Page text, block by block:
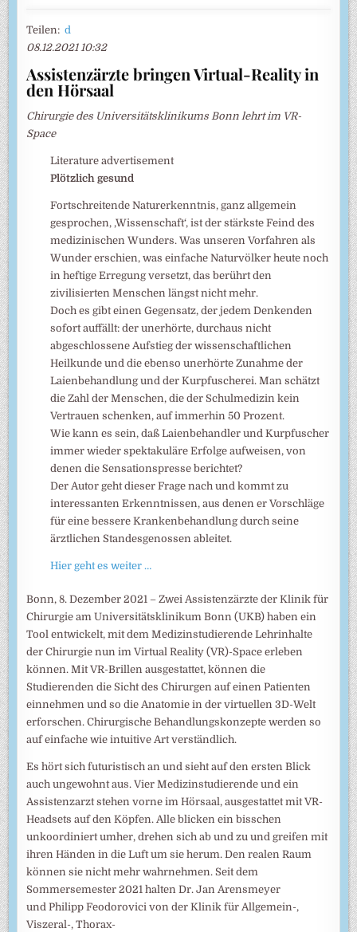
Teilen:d
08.12.2021 10:32
Assistenzärzte bringen Virtual-Reality in
den Hörsaal
Chirurgie des Universitätsklinikums Bonn lehrt im VR-
Space
Literature advertisement
Plötzlich gesund
Fortschreitende Naturerkenntnis, ganz allgemein
gesprochen, ‚Wissenschaft‘, ist der stärkste Feind des
medizinischen Wunders. Was unseren Vorfahren als
Wunder erschien, was einfache Naturvölker heute noch
in heftige Erregung versetzt, das berührt den
zivilisierten Menschen längst nicht mehr.
Doch es gibt einen Gegensatz, der jedem Denkenden
sofort auffällt: der unerhörte, durchaus nicht
abgeschlossene Aufstieg der wissenschaftlichen
Heilkunde und die ebenso unerhörte Zunahme der
Laienbehandlung und der Kurpfuscherei. Man schätzt
die Zahl der Menschen, die der Schulmedizin kein
Vertrauen schenken, auf immerhin 50 Prozent.
Wie kann es sein, daß Laienbehandler und Kurpfuscher
immer wieder spektakuläre Erfolge aufweisen, von
denen die Sensationspresse berichtet?
Der Autor geht dieser Frage nach und kommt zu
interessanten Erkenntnissen, aus denen er Vorschläge
für eine bessere Krankenbehandlung durch seine
ärztlichen Standesgenossen ableitet.
Hier geht es weiter …
Bonn, 8. Dezember 2021 – Zwei Assistenzärzte der Klinik für
Chirurgie am Universitätsklinikum Bonn (UKB) haben ein
Tool entwickelt, mit dem Medizinstudierende Lehrinhalte
der Chirurgie nun im Virtual Reality (VR)-Space erleben
können. Mit VR-Brillen ausgestattet, können die
Studierenden die Sicht des Chirurgen auf einen Patienten
einnehmen und so die Anatomie in der virtuellen 3D-Welt
erforschen. Chirurgische Behandlungskonzepte werden so
auf einfache wie intuitive Art verständlich.
Es hört sich futuristisch an und sieht auf den ersten Blick
auch ungewohnt aus. Vier Medizinstudierende und ein
Assistenzarzt stehen vorne im Hörsaal, ausgestattet mit VR-
Headsets auf den Köpfen. Alle blicken ein bisschen
unkoordiniert umher, drehen sich ab und zu und greifen mit
ihren Händen in die Luft um sie herum. Den realen Raum
können sie nicht mehr wahrnehmen. Seit dem
Sommersemester 2021 halten Dr. Jan Arensmeyer
und Philipp Feodorovici von der Klinik für Allgemein-,
Viszeral-, Thorax-